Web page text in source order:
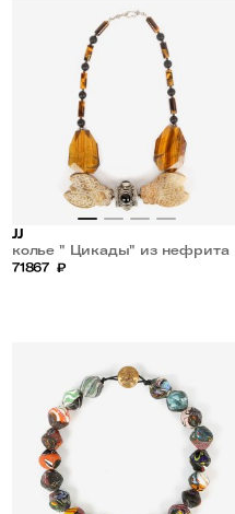
JJ
колье " Цикады" из нефрита
и агата
71867 ₽